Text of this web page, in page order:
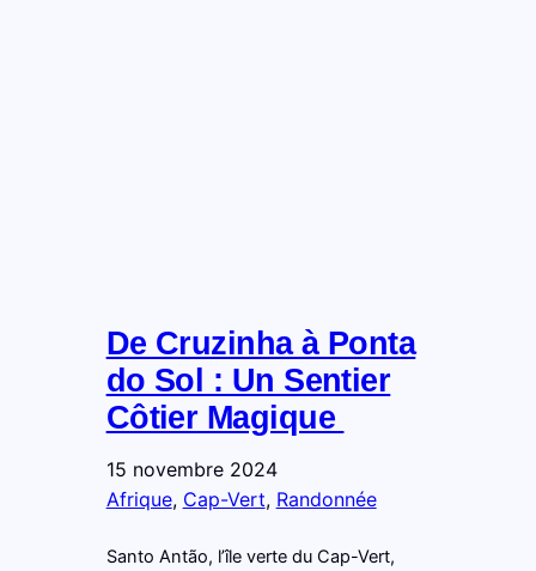
De Cruzinha à Ponta
do Sol : Un Sentier
Côtier Magique
15 novembre 2024
Afrique, Cap-Vert, Randonnée
Santo Antão, l’île verte du Cap-Vert,